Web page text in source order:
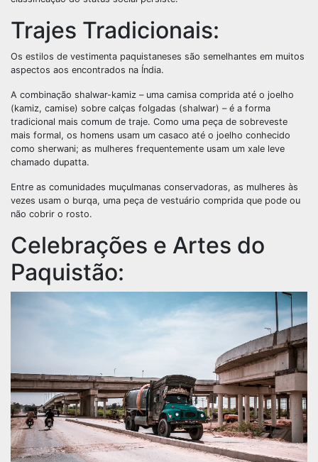
Trajes Tradicionais:
Os estilos de vestimenta paquistaneses são semelhantes em muitos
aspectos aos encontrados na Índia.
A combinação shalwar-kamiz – uma camisa comprida até o joelho
(kamiz, camise) sobre calças folgadas (shalwar) – é a forma
tradicional mais comum de traje. Como uma peça de sobreveste
mais formal, os homens usam um casaco até o joelho conhecido
como sherwani; as mulheres frequentemente usam um xale leve
chamado dupatta.
Entre as comunidades muçulmanas conservadoras, as mulheres às
vezes usam o burqa, uma peça de vestuário comprida que pode ou
não cobrir o rosto.
Celebrações e Artes do
Paquistão: